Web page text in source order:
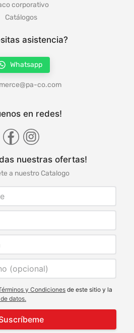
corporativo
Catálogos
asistencia?
Whatsapp
co.com
en redes!
nuestras ofertas!
a nuestro Catalogo
y Condiciones de este sitio y la
datos.